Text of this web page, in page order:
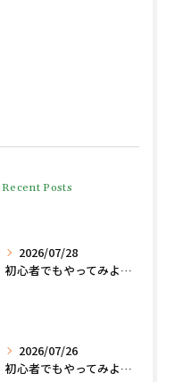
Recent Posts
2026/07/28
初心者でもやってみよう、格闘技でダイエット脂肪燃焼🔥
2026/07/26
初心者でもやってみよう、格闘技でダイエット、脂肪燃焼🔥